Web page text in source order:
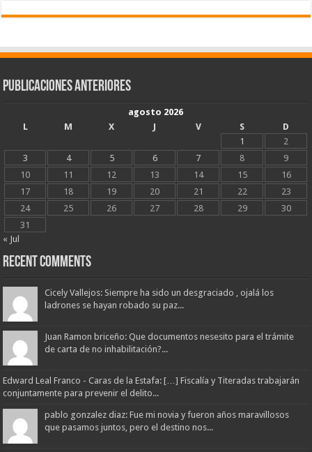
Publicaciones Anteriores
agosto 2026
L
M X J V S
D
1
2
3
4 5 6 7 8
9
10
11 12 13 14 15
16
17
18 19 20 21 22
23
24
25 26 27 28 29
30
31
« Jul
Recent Comments
Cicely Vallejos: Siempre ha sido un desgraciado , ojalá los
ladrones se hayan robado su paz...
Juan Ramon briceño: Que documentos nesesito para el trámite
de carta de no inhabilitación?...
Edward Leal Franco - Caras de la Estafa: […] Fiscalía y Titeradas trabajarán
conjuntamente para prevenir el delito...
pablo gonzalez diaz: Fue mi novia y fueron años maravillosos
que pasamos juntos, pero el destino nos...